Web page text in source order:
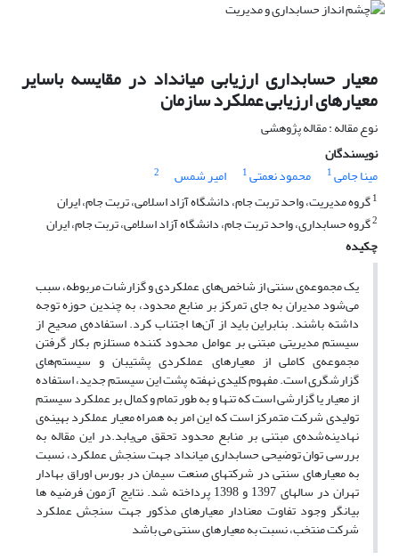
معیار حسابداری ارزیابی میانداد در مقایسه باسایر
معیارهای ارزیابی عملکرد سازمان
نوع مقاله : مقاله پژوهشی
نویسندگان
مینا جامی1 محمود نعمتی1 امیر شمس
2
1گروه مدیریت، واحد تربت جام، دانشگاه آزاد اسلامی، تربت جام، ایران
2گروه حسابداری، واحد تربت جام، دانشگاه آزاد اسلامی، تربت جام، ایران
چکیده
یک مجموعه‌ی سنتی از شاخص‌های عملکردی و گزارشات مربوطه، سبب
می‌شود مدیران به جای تمرکز بر منابع محدود، به چندین حوزه توجه
داشته باشند. بنابراین باید از آن‌ها اجتناب کرد. استفاده‌ی صحیح از
سیستم مدیریتی مبتنی بر عوامل محدود کننده مستلزم بکار گرفتن
مجموعه‌ی کاملی از معیارهای عملکردی پشتیبان و سیستم‌های
گزارشگری است. مفهوم کلیدی نهفته پشت این سیستم جدید، استفاده
از معیار یا گزارشی است که تنها و به طور تمام و کمال بر عملکرد سیستم
تولیدی شرکت متمرکز است که این امر به همراه معیار عملکرد بهینه‌ی
نهادینه‌شده‌ی مبتنی بر منابع محدود تحقق می‌یابد.در این مقاله به
بررسی توان توضیحی حسابداری میانداد جهت سنجش عملکرد، نسبت
به معیارهای سنتی در شرکتهای صنعت سیمان در بورس اوراق بهادار
تهران در سالهای 1397 و 1398 پرداخته شد. نتایج آزمون فرضیه ها
بیانگر وجود تفاوت معنادار معیارهای مذکور جهت سنجش عملکرد
شرکت منتخب، نسبت به معیارهای سنتی می باشد